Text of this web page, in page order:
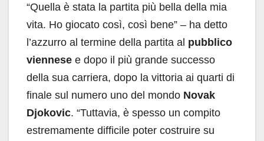
“Quella è stata la partita più bella della mia
vita. Ho giocato così, così bene” – ha detto
l’azzurro al termine della partita al pubblico
viennese e dopo il più grande successo
della sua carriera, dopo la vittoria ai quarti di
finale sul numero uno del mondo Novak
Djokovic. “Tuttavia, è spesso un compito
estremamente difficile poter costruire su